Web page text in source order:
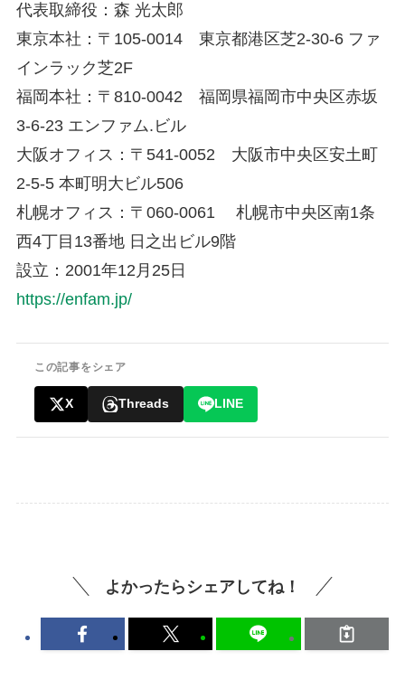
代表取締役：森 光太郎
東京本社：〒105-0014 東京都港区芝2-30-6 ファ
インラック芝2F
福岡本社：〒810-0042 福岡県福岡市中央区赤坂
3-6-23 エンファム.ビル
大阪オフィス：〒541-0052 大阪市中央区安土町
2-5-5 本町明大ビル506
札幌オフィス：〒060-0061 札幌市中央区南1条
西4丁目13番地 日之出ビル9階
設立：2001年12月25日
https://enfam.jp/
この記事をシェア
X Threads LINE
よかったらシェアしてね！